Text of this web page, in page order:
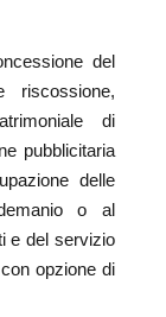
del
riscossione,
di
pubblicitaria
delle
o al
e del servizio
opzione di